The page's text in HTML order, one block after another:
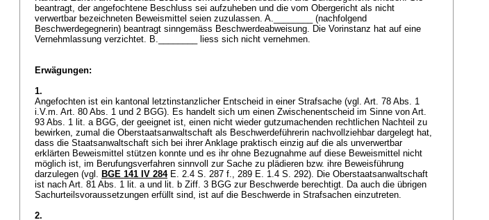
beantragt, der angefochtene Beschluss sei aufzuheben und die vom Obergericht als nicht
verwertbar bezeichneten Beweismittel seien zuzulassen. A.________ (nachfolgend
Beschwerdegegnerin) beantragt sinngemäss Beschwerdeabweisung. Die Vorinstanz hat auf eine
Vernehmlassung verzichtet. B.________ liess sich nicht vernehmen.
Erwägungen:
1.
Angefochten ist ein kantonal letztinstanzlicher Entscheid in einer Strafsache (vgl. Art. 78 Abs. 1
i.V.m. Art. 80 Abs. 1 und 2 BGG). Es handelt sich um einen Zwischenentscheid im Sinne von Art.
93 Abs. 1 lit. a BGG, der geeignet ist, einen nicht wieder gutzumachenden rechtlichen Nachteil zu
bewirken, zumal die Oberstaatsanwaltschaft als Beschwerdeführerin nachvollziehbar dargelegt hat,
dass die Staatsanwaltschaft sich bei ihrer Anklage praktisch einzig auf die als unverwertbar
erklärten Beweismittel stützen konnte und es ihr ohne Bezugnahme auf diese Beweismittel nicht
möglich ist, im Berufungsverfahren sinnvoll zur Sache zu plädieren bzw. ihre Beweisführung
darzulegen (vgl. BGE 141 IV 284E. 2.4 S. 287 f., 289 E. 1.4 S. 292). Die Oberstaatsanwaltschaft
ist nach Art. 81 Abs. 1 lit. a und lit. b Ziff. 3 BGG zur Beschwerde berechtigt. Da auch die übrigen
Sachurteilsvoraussetzungen erfüllt sind, ist auf die Beschwerde in Strafsachen einzutreten.
2.